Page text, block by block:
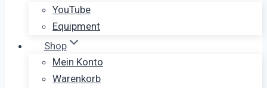
YouTube
Equipment
Shop
Mein Konto
Warenkorb